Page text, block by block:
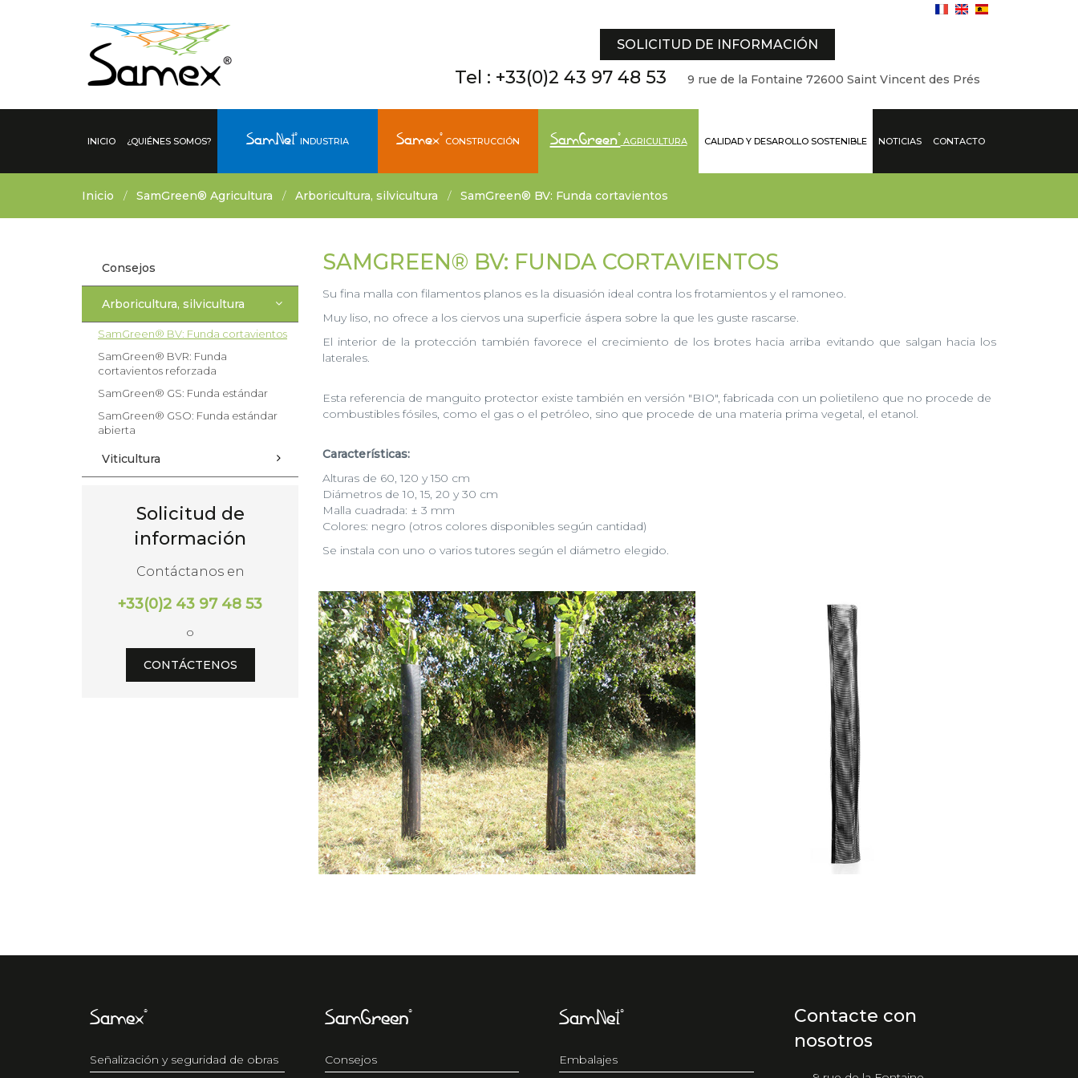
SOLICITUD DE INFORMACIÓN
Tel : +33(0)2 43 97 48 53 9 rue de la Fontaine 72600 Saint Vincent des Prés
INICIO ¿QUIÉNES SOMOS? SamNet® INDUSTRIA Samex® CONSTRUCCIÓN SamGreen® AGRICULTURA CALIDAD Y DESAROLLO SOSTENIBLE NOTICIAS CONTACTO
Inicio / SamGreen® Agricultura / Arboricultura, silvicultura / SamGreen® BV: Funda cortavientos
SAMGREEN® BV: FUNDA CORTAVIENTOS
Su fina malla con filamentos planos es la disuasión ideal contra los frotamientos y el ramoneo.
Muy liso, no ofrece a los ciervos una superficie áspera sobre la que les guste rascarse.
El interior de la protección también favorece el crecimiento de los brotes hacia arriba evitando que salgan hacia los
laterales.
Esta referencia de manguito protector existe también en versión "BIO", fabricada con un polietileno que no procede de
combustibles fósiles, como el gas o el petróleo, sino que procede de una materia prima vegetal, el etanol.
Características:
Alturas de 60, 120 y 150 cm
Diámetros de 10, 15, 20 y 30 cm
Malla cuadrada: ± 3 mm
Colores: negro (otros colores disponibles según cantidad)
Se instala con uno o varios tutores según el diámetro elegido.
Consejos
Arboricultura, silvicultura
SamGreen® BV: Funda cortavientos
SamGreen® BVR: Funda
cortavientos reforzada
SamGreen® GS: Funda estándar
SamGreen® GSO: Funda estándar
abierta
Viticultura
Solicitud de
información
Contáctanos en
+33(0)2 43 97 48 53
o
CONTÁCTENOS
Samex®
Señalización y seguridad de obras
SamGreen®
Consejos
SamNet®
Embalajes
Contacte con
nosotros